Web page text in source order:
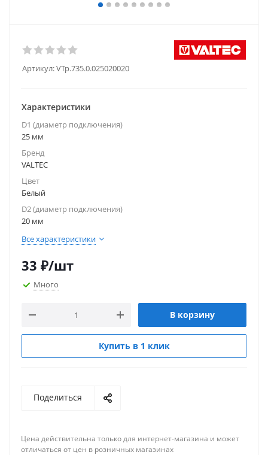
Артикул:VTp.735.0.025020020
Характеристики
D1 (диаметр подключения)
25 мм
Бренд
VALTEC
Цвет
Белый
D2 (диаметр подключения)
20 мм
Все характеристики
33 ₽/шт
Много
В корзину
Купить в 1 клик
Поделиться
Цена действительна только для интернет-магазина и может
отличаться от цен в розничных магазинах